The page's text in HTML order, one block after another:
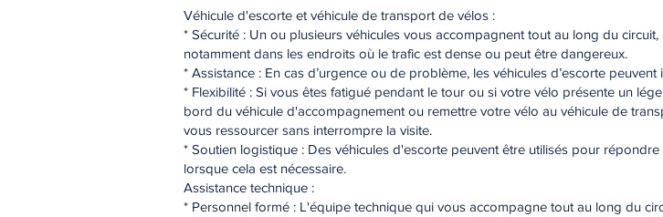
Véhicule d'escorte et véhicule de transport de vélos :
* Sécurité : Un ou plusieurs véhicules vous accompagnent tout au long du
notamment dans les endroits où le trafic est dense ou peut être dangereux.
* Assistance : En cas d’urgence ou de problème, les véhicules d’escorte
* Flexibilité : Si vous êtes fatigué pendant le tour ou si votre vélo présente un
bord du véhicule d'accompagnement ou remettre votre vélo au véhicule de
vous ressourcer sans interrompre la visite.
* Soutien logistique : Des véhicules d'escorte peuvent être utilisés pour
lorsque cela est nécessaire.
Assistance technique :
* Personnel formé : L'équipe technique qui vous accompagne tout au long du